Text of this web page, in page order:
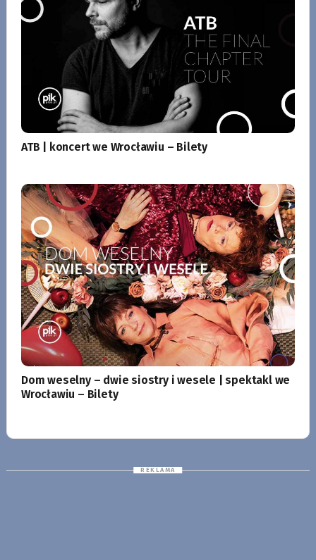
ATB | koncert we Wrocławiu – Bilety
Dom weselny – dwie siostry i wesele | spektakl we
Wrocławiu – Bilety